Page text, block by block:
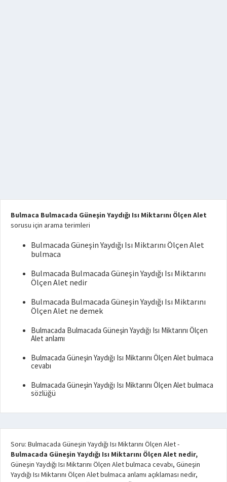
Bulmaca Bulmacada Güneşin Yaydığı Isı Miktarını Ölçen Alet
sorusu için arama terimleri
Bulmacada Güneşin Yaydığı Isı Miktarını Ölçen Alet
bulmaca
Bulmacada Bulmacada Güneşin Yaydığı Isı Miktarını
Ölçen Alet nedir
Bulmacada Bulmacada Güneşin Yaydığı Isı Miktarını
Ölçen Alet ne demek
Bulmacada Bulmacada Güneşin Yaydığı Isı Miktarını Ölçen
Alet anlamı
Bulmacada Güneşin Yaydığı Isı Miktarını Ölçen Alet bulmaca
cevabı
Bulmacada Güneşin Yaydığı Isı Miktarını Ölçen Alet bulmaca
sözlüğü
Soru: Bulmacada Güneşin Yaydığı Isı Miktarını Ölçen Alet-
Bulmacada Güneşin Yaydığı Isı Miktarını Ölçen Alet nedir,
Güneşin Yaydığı Isı Miktarını Ölçen Alet bulmaca cevabı, Güneşin
Yaydığı Isı Miktarını Ölçen Alet bulmaca anlamı açıklaması nedir,